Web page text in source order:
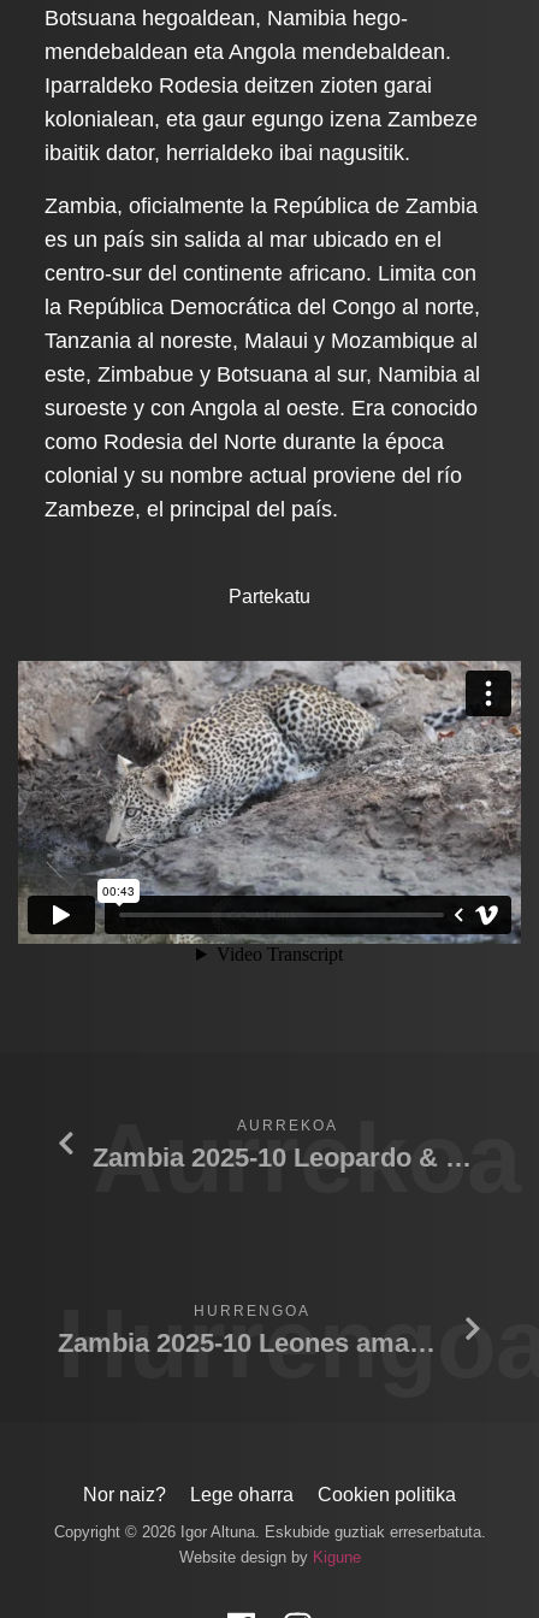
Botsuana hegoaldean, Namibia hego-
mendebaldean eta Angola mendebaldean.
Iparraldeko Rodesia deitzen zioten garai
kolonialean, eta gaur egungo izena Zambeze
ibaitik dator, herrialdeko ibai nagusitik.
Zambia, oficialmente la República de Zambia
es un país sin salida al mar ubicado en el
centro-sur del continente africano. Limita con
la República Democrática del Congo al norte,
Tanzania al noreste, Malaui y Mozambique al
este, Zimbabue y Botsuana al sur, Namibia al
suroeste y con Angola al oeste. Era conocido
como Rodesia del Norte durante la época
colonial y su nombre actual proviene del río
Zambeze, el principal del país.
Partekatu
Aurrekoa
AURREKOA
Zambia 2025-10 Leopardo & mosquitos
HURRENGOA
Zambia 2025-10 Leones amanecer dron
Nor naiz? Lege oharra Cookien politika
Copyright © 2026 Igor Altuna. Eskubide guztiak erreserbatuta.
Website design by Kigune